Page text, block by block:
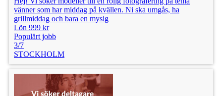
vänner som har middag på kvällen. Ni ska umgås, ha
grillmiddag och bara en mysig
Lön 999 kr
Populärt jobb
3/7
STOCKHOLM